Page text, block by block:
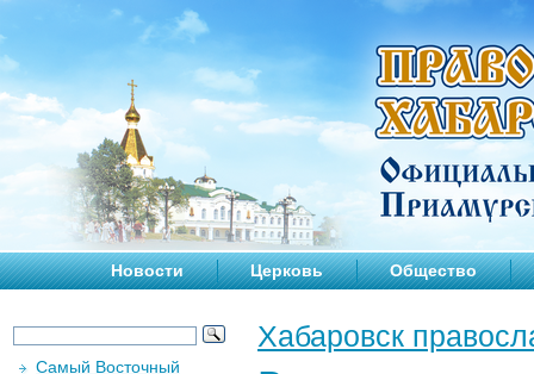
Новости Церковь Общество
Хабаровск
Самый Восточный